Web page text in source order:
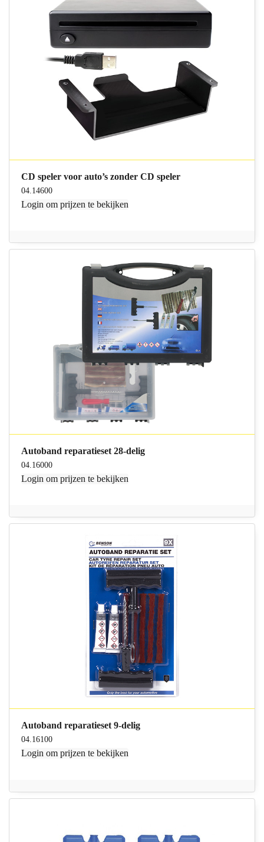
CD speler voor auto’s zonder CD speler
04.14600
Login om prijzen te bekijken
Autoband reparatieset 28-delig
04.16000
Login om prijzen te bekijken
Autoband reparatieset 9-delig
04.16100
Login om prijzen te bekijken